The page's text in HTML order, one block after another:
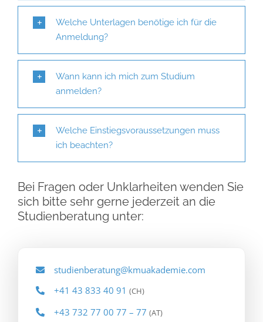
Welche Unterlagen benötige ich für die
Anmeldung?
Wann kann ich mich zum Studium
anmelden?
Welche Einstiegsvoraussetzungen muss
ich beachten?
Bei Fragen oder Unklarheiten wenden Sie
sich bitte sehr gerne jederzeit an die
Studienberatung unter:
studienberatung@kmuakademie.com
+41 43 833 40 91 (CH)
+43 732 77 00 77 – 77 (AT)